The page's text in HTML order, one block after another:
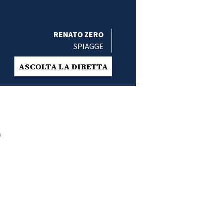
RENATO ZERO
SPIAGGE
ASCOLTA LA DIRETTA